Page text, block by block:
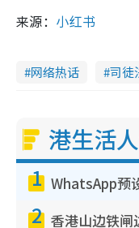
来源： 小红书
网络热话 司徒
港生活
1
2